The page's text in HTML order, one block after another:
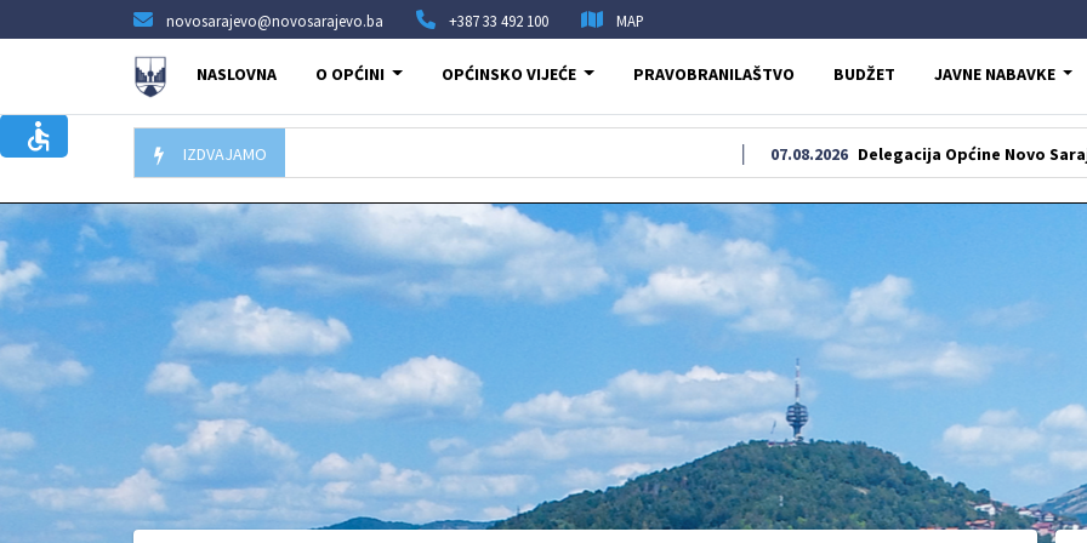
novosarajevo@novosarajevo.ba +387 33 492 100 MAP
NASLOVNA O OPĆINI OPĆINSKO VIJEĆE PRAVOBRANILAŠTVO BUDŽET JAVNE NABAVKE
IZDVAJAMO Delegacija Općine Novo Sarajevo odala